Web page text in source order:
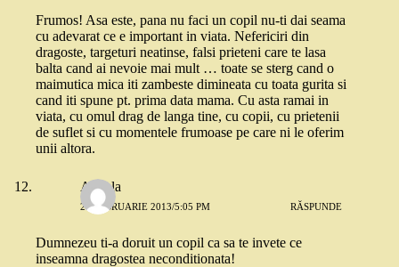
Frumos! Asa este, pana nu faci un copil nu-ti dai seama
cu adevarat ce e important in viata. Nefericiri din
dragoste, targeturi neatinse, falsi prieteni care te lasa
balta cand ai nevoie mai mult … toate se sterg cand o
maimutica mica iti zambeste dimineata cu toata gurita si
cand iti spune pt. prima data mama. Cu asta ramai in
viata, cu omul drag de langa tine, cu copii, cu prietenii
de suflet si cu momentele frumoase pe care ni le oferim
unii altora.
Angela
28 FEBRUARIE 2013/5:05 PM RĂSPUNDE
Dumnezeu ti-a doruit un copil ca sa te invete ce
inseamna dragostea neconditionata!